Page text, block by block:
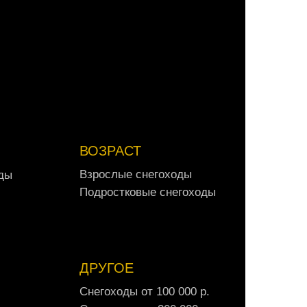
ы
ВОЗРАСТ
Взрослые снегоходы
Взрослые сн ег оходы
Подростковые снегоходы
ДРУГОЕ
Снегоходы от 100 000 р.
Снегохо ды от 100 000 р.